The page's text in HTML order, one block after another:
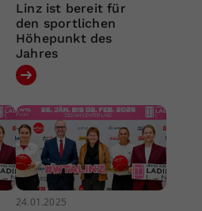
Linz ist bereit für
den sportlichen
Höhepunkt des
Jahres
24.01.2025